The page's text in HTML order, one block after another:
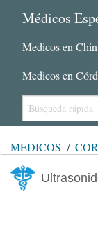
Médicos
Medicos en
Medicos en
MÉDICOS